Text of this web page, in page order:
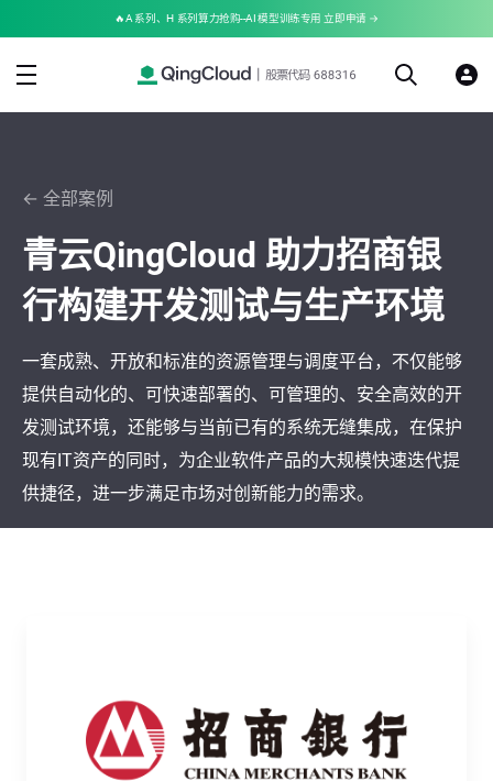
🔥A 系列、H 系列算力抢购--AI 模型训练专用 立即申请 →
← 全部案例
青云QingCloud 助力招商银
行构建开发测试与生产环境
一套成熟、开放和标准的资源管理与调度平台，不仅能够
提供自动化的、可快速部署的、可管理的、安全高效的开
发测试环境，还能够与当前已有的系统无缝集成，在保护
现有IT资产的同时，为企业软件产品的大规模快速迭代提
供捷径，进一步满足市场对创新能力的需求。